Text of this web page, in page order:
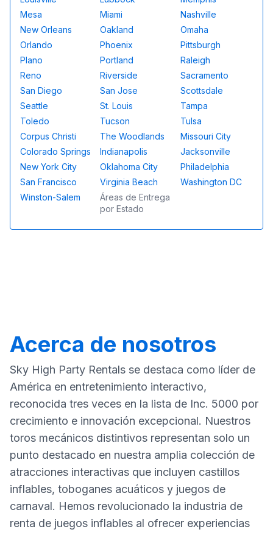
Mesa
Miami
Nashville
New Orleans
Oakland
Omaha
Orlando
Phoenix
Pittsburgh
Plano
Portland
Raleigh
Reno
Riverside
Sacramento
San Diego
San Jose
Scottsdale
Seattle
St. Louis
Tampa
Toledo
Tucson
Tulsa
Corpus Christi
The Woodlands
Missouri City
Colorado Springs
Indianapolis
Jacksonville
New York City
Oklahoma City
Philadelphia
San Francisco
Virginia Beach
Washington DC
Winston-Salem
Áreas de Entrega
por Estado
Acerca de nosotros
Sky High Party Rentals se destaca como líder de
América en entretenimiento interactivo,
reconocida tres veces en la lista de Inc. 5000 por
crecimiento e innovación excepcional. Nuestros
toros mecánicos distintivos representan solo un
punto destacado en nuestra amplia colección de
atracciones interactivas que incluyen castillos
inflables, toboganes acuáticos y juegos de
carnaval. Hemos revolucionado la industria de
renta de juegos inflables al ofrecer experiencias